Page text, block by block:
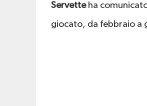
Servetteha
giocato, da febbraio a